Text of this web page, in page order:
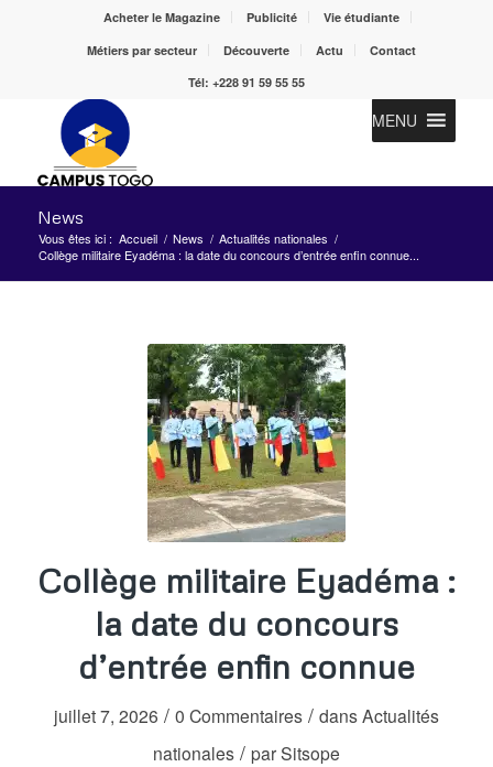
Acheter le Magazine Publicité
Vie étudiante
Métiers par secteur
Découverte Actu
Contact
Tél: +228 91 59 55 55
MENU
News
Vous êtes ici : Accueil / News / Actualités nationales /
Collège militaire Eyadéma : la date du concours d’entrée enfin connue...
Collège militaire Eyadéma :
la date du concours
d’entrée enfin connue
juillet 7, 2026 / 0 Commentaires / dansActualités
nationales / parSitsope